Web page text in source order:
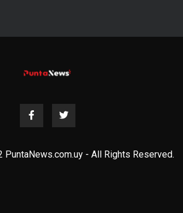
- All Rights Reserved.